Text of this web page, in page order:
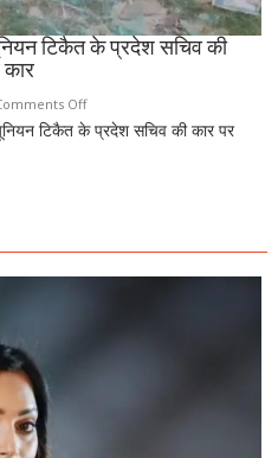
टिकैत के प्रदेश सचिव की
कार
Offon
Barabanki:
के
यूनियन टिकैत के प्रदेश सचिव की कार पर